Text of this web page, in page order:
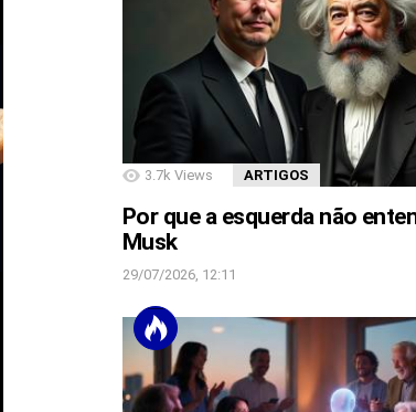
3.7k Views ARTIGOS
Por que a esquerda não
Musk
29/07/2026, 12:11